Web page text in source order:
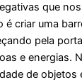
que
criar uma
pela
e energias.
de objetos